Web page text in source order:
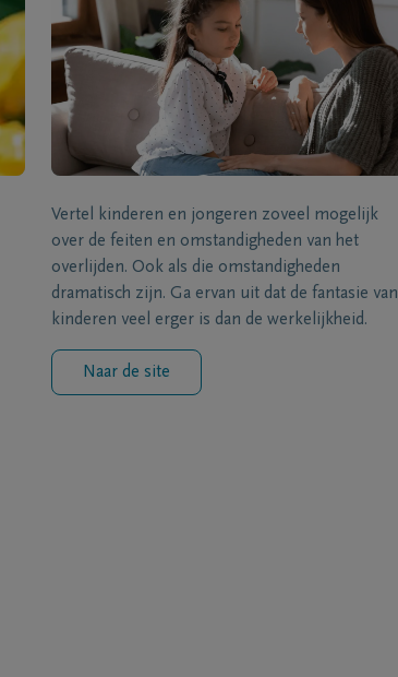
Vertel kinderen en jongeren zoveel mogelijk
over de feiten en omstandigheden van het
overlijden. Ook als die omstandigheden
dramatisch zijn. Ga ervan uit dat de fantasie van
kinderen veel erger is dan de werkelijkheid.
Naar de site